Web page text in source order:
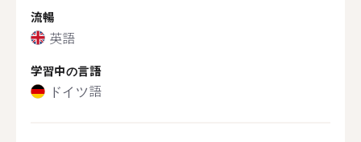
流暢
英語
学習中の言語
ドイツ語